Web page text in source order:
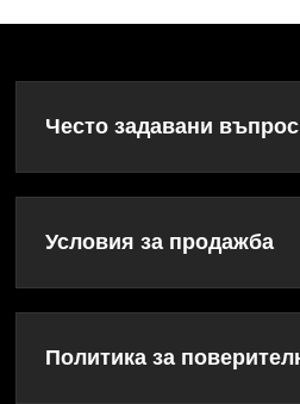
Често задавани
Условия за продажба
Политика за